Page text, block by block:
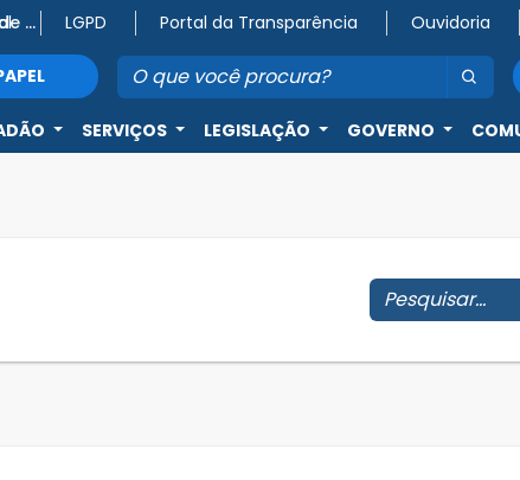
Atenção, agentes culturais de Capela do Alto! 🎭 LGPD Portal da Transparência Ouvidoria
SERVIÇOS LEGISLAÇÃO GOVERNO